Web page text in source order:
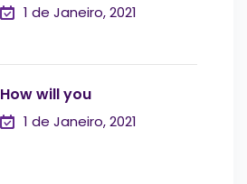
1 de Janeiro, 2021
How will you
1 de Janeiro, 2021